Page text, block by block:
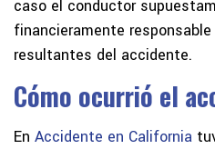
caso el conductor
financieramente
resultantes del accidente.
Cómo ocurrió el
En Accidente en California